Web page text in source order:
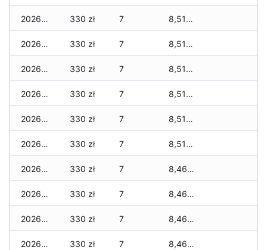
2026-04-12 330 zł 7 8,510 zł
2026-04-11 330 zł 7 8,510 zł
2026-04-10 330 zł 7 8,510 zł
2026-04-09 330 zł 7 8,510 zł
2026-04-08 330 zł 7 8,510 zł
2026-04-07 330 zł 7 8,510 zł
2026-04-06 330 zł 7 8,460 zł
2026-04-05 330 zł 7 8,460 zł
2026-04-04 330 zł 7 8,460 zł
2026-04-03 330 zł 7 8,460 zł